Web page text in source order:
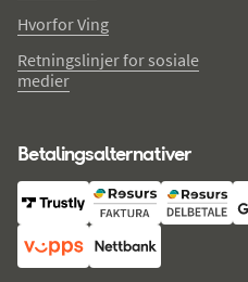
Hvorfor Ving
Retningslinjer for sosiale
medier
Betalingsalternativer